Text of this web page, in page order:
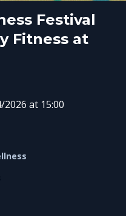
Festival
Fitness at
at 15:00